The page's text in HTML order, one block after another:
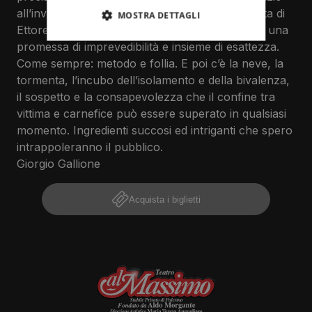
all’invenzione e alla sorpresa. In questo la scelta di
Ettore Bassi come protagonista è emblematica, una
promessa di imprevedibilità e insieme di esattezza.
Come sempre: metodo e follia. E poi c’è la neve, la
tormenta, l’incubo dell’isolamento e della bivalenza,
il sospetto e la consapevolezza che il confine tra
vittima e carnefice può essere superato in qualsiasi
momento. Ingredienti succosi ed intriganti che spero
intrappoleranno il pubblico.
Giorgio Gallione
Acquista i biglietti
MOSTRA DETTAGLI